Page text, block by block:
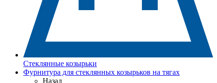
Стеклянные козырьки
Фурнитура для стеклянных козырьков на тягах
Назад